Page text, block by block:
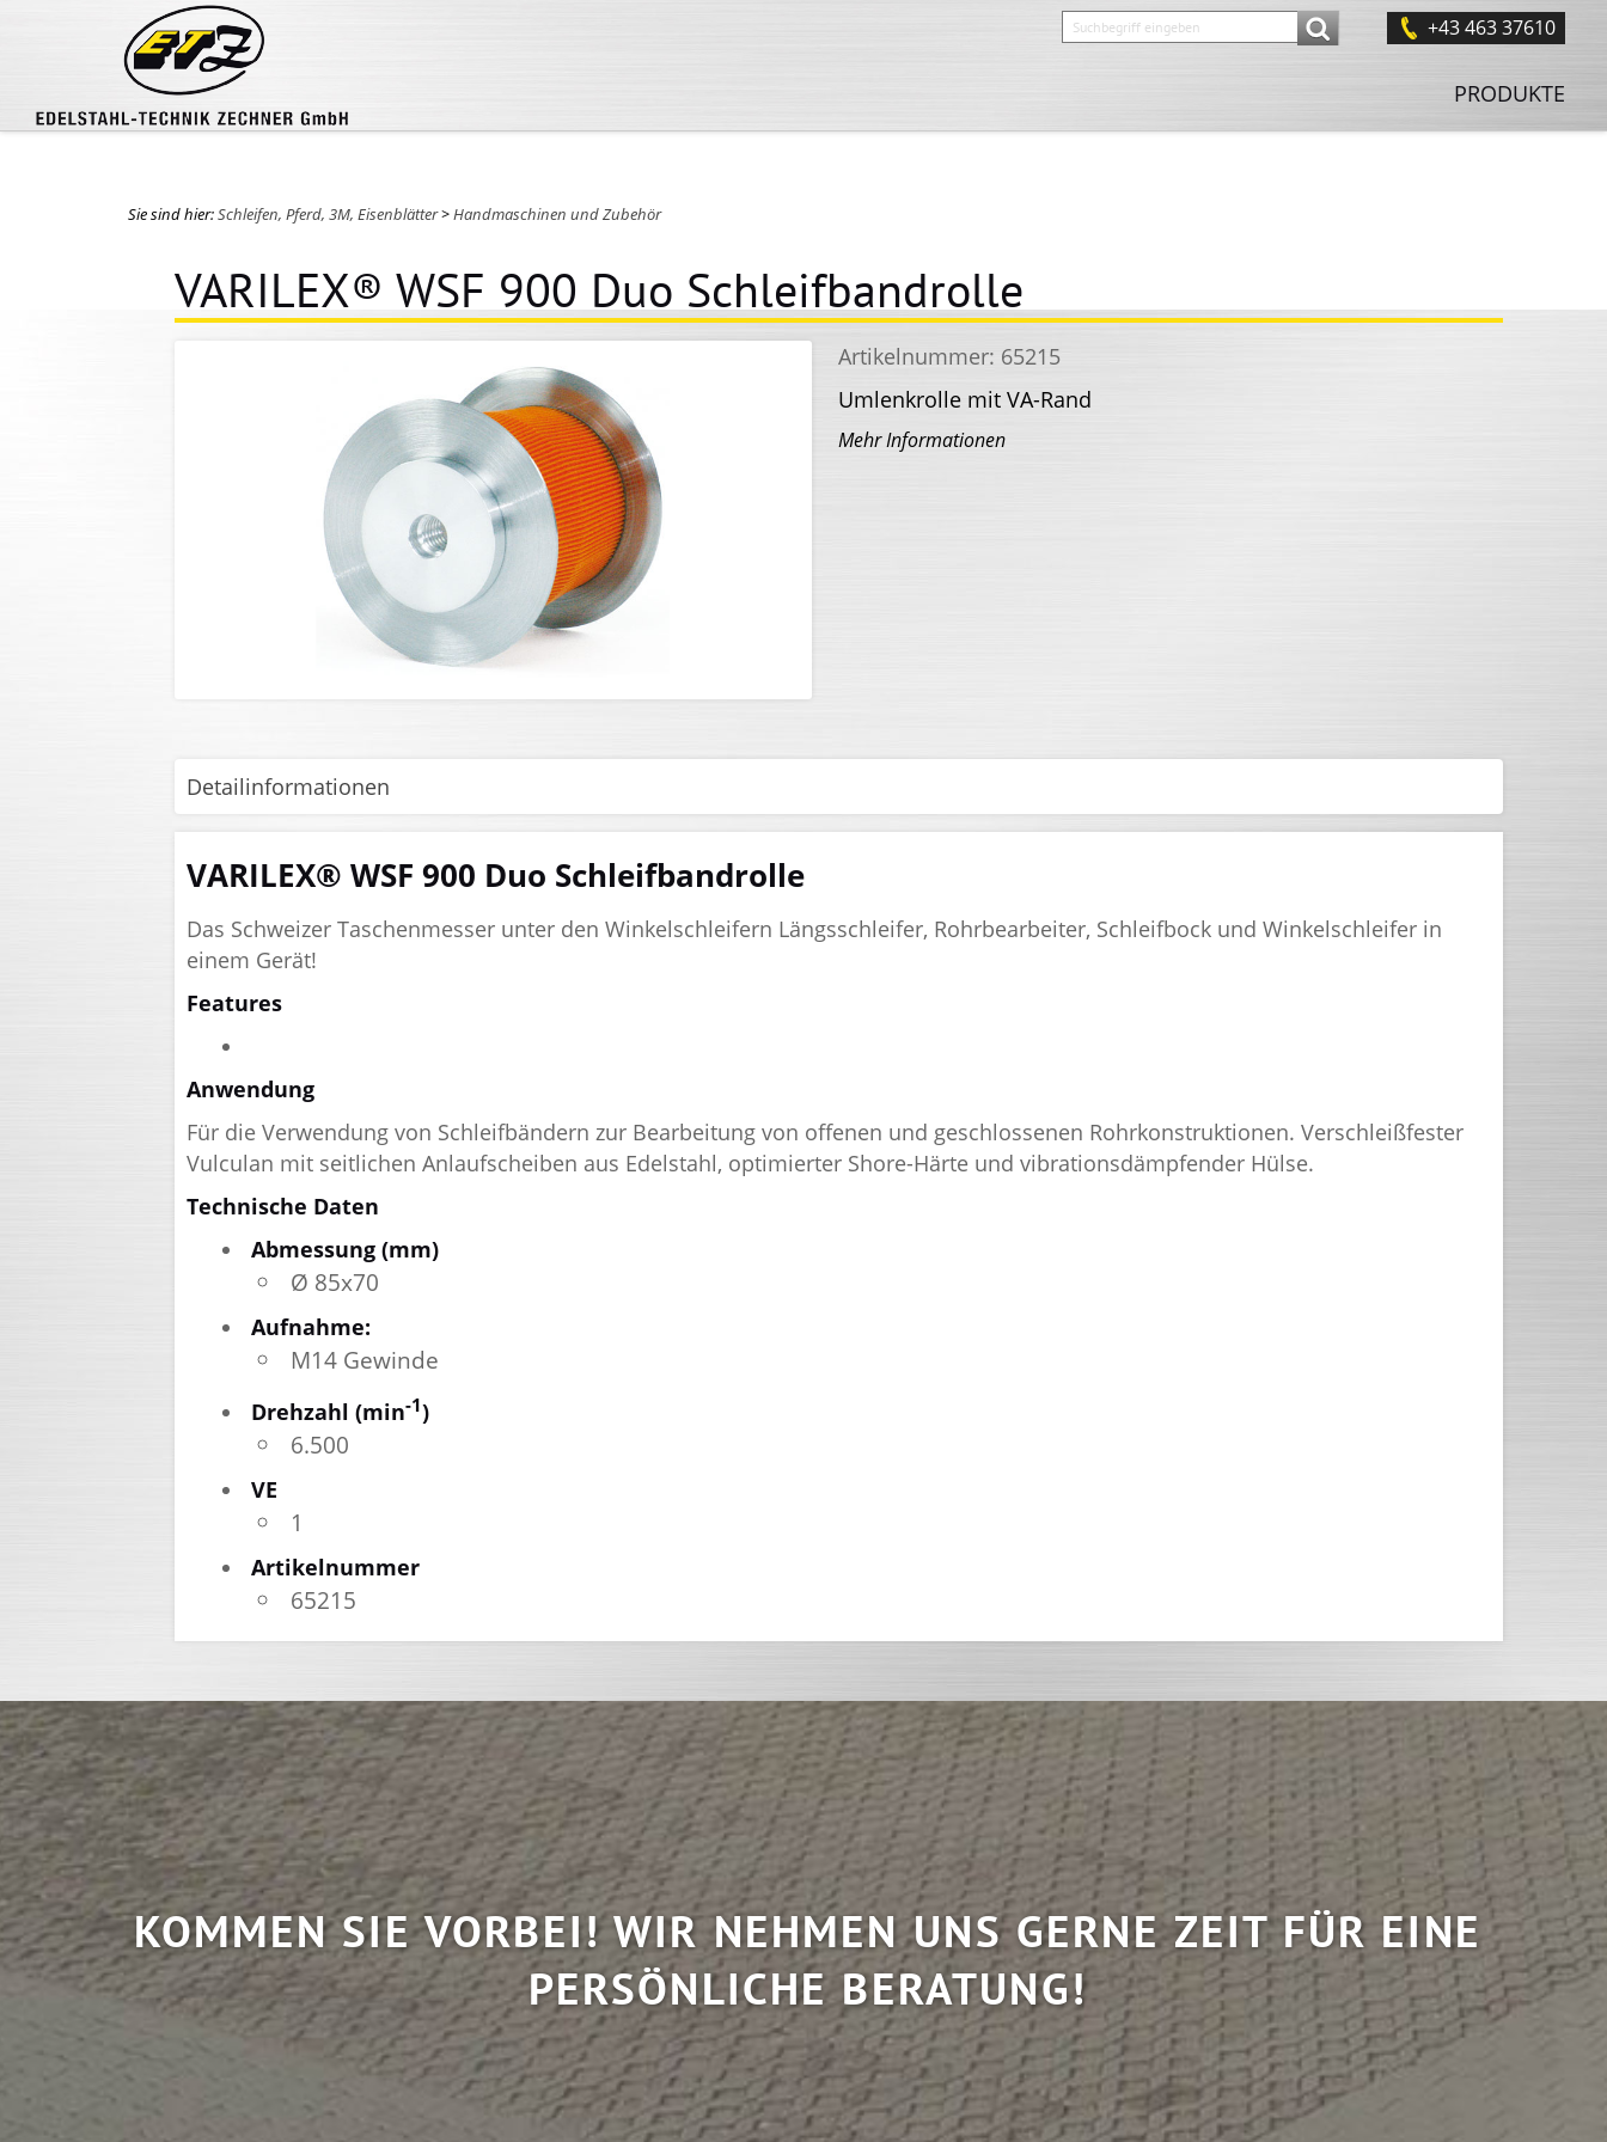
+43 463 37610
PRODUKTE
Sie sind hier:Schleifen, Pferd, 3M, Eisenblätter>Handmaschinen und Zubehör
VARILEX® WSF 900 Duo Schleifbandrolle
Artikelnummer: 65215
Umlenkrolle mit VA-Rand
Mehr Informationen
Detailinformationen
VARILEX® WSF 900 Duo Schleifbandrolle
Das Schweizer Taschenmesser unter den Winkelschleifern Längsschleifer, Rohrbearbeiter, Schleifbock und Winkelschleifer in
einem Gerät!
Features
Anwendung
Für die Verwendung von Schleifbändern zur Bearbeitung von offenen und geschlossenen Rohrkonstruktionen. Verschleißfester
Vulculan mit seitlichen Anlaufscheiben aus Edelstahl, optimierter Shore-Härte und vibrationsdämpfender Hülse.
Technische Daten
Abmessung (mm)
Ø 85x70
Aufnahme:
M14 Gewinde
Drehzahl (min-1)
6.500
VE
1
Artikelnummer
65215
KOMMEN SIE VORBEI! WIR NEHMEN UNS GERNE ZEIT FÜR EINE
PERSÖNLICHE BERATUNG!